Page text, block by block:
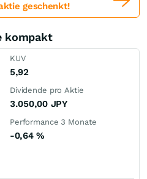
geschenkt!
kompakt
KUV
5,92
Dividende pro Aktie
3.050,00 JPY
Performance 3 Monate
-0,64%